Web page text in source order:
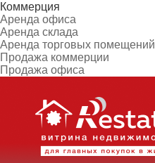
Коммерция
Аренда офиса
Аренда склада
Аренда торговых помещений
Продажа коммерции
Продажа офиса